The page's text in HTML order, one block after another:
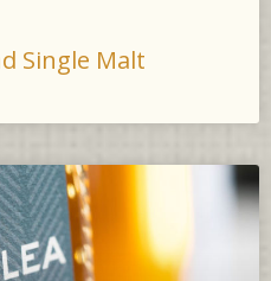
Single Malt